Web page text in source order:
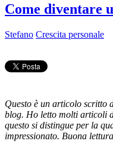
Come diventare
Stefano Crescita personale
Questo è un articolo scritto
blog. Ho letto molti articoli
questo si distingue per la
impressionato. Buona